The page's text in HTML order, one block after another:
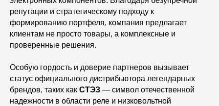
репутации и стратегическому подходу к
формированию портфеля, компания предлагает
клиентам не просто товары, а комплексные и
проверенные решения.
Особую гордость и доверие партнеров вызывает
статус официального дистрибьютора легендарных
брендов, таких как СТЭЗ — символ отечественной
надежности в области реле и низковольтной